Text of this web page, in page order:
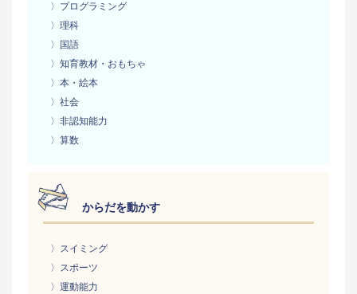
〉プログラミング
〉理科
〉国語
〉知育教材・おもちゃ
〉本・絵本
〉社会
〉非認知能力
〉算数
からだを動かす
〉スイミング
〉スポーツ
〉運動能力